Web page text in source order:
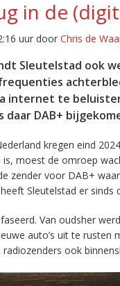
in de
uur door Chris de
Sleutelstad ook
internet te
DAB+
kregen eind
moest de omroep
zender voor DAB+
Sleutelstad er sinds
Van oudsher
auto’s uit te
ook